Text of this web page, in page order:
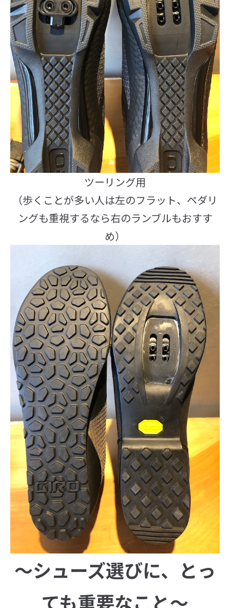
ツーリング用
（歩くことが多い人は左のフラット、ペダリ
ングも重視するなら右のランブルもおすす
め）
〜シューズ選びに、とっ
ても重要なこと〜